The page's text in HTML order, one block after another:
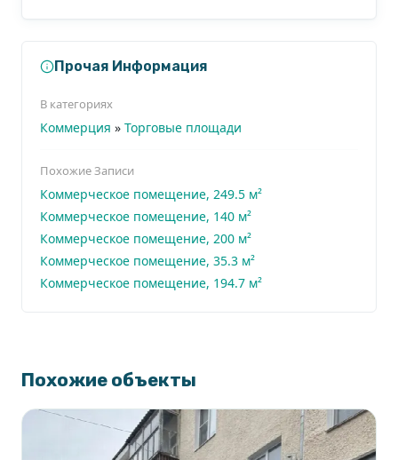
Прочая Информация
В категориях
Коммерция » Торговые площади
Похожие Записи
Коммерческое помещение, 249.5 м²
Коммерческое помещение, 140 м²
Коммерческое помещение, 200 м²
Коммерческое помещение, 35.3 м²
Коммерческое помещение, 194.7 м²
Похожие объекты